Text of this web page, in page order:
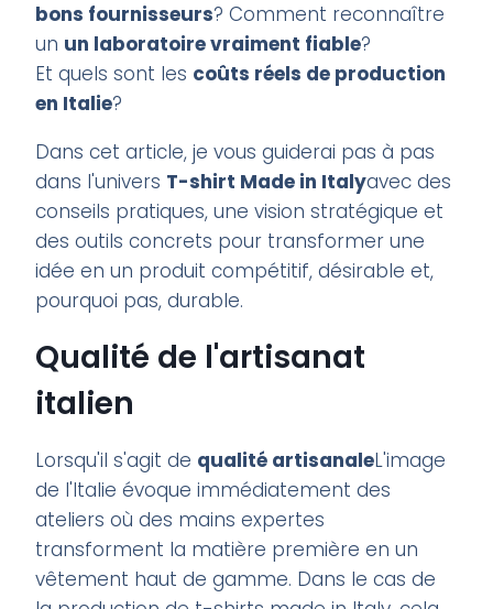
bons fournisseurs? Comment reconnaître
un un laboratoire vraiment fiable?
Et quels sont les coûts réels de production
en Italie?
Dans cet article, je vous guiderai pas à pas
dans l'univers T-shirt Made in Italyavec des
conseils pratiques, une vision stratégique et
des outils concrets pour transformer une
idée en un produit compétitif, désirable et,
pourquoi pas, durable.
Qualité de l'artisanat
italien
Lorsqu'il s'agit de qualité artisanaleL'image
de l'Italie évoque immédiatement des
ateliers où des mains expertes
transforment la matière première en un
vêtement haut de gamme. Dans le cas de